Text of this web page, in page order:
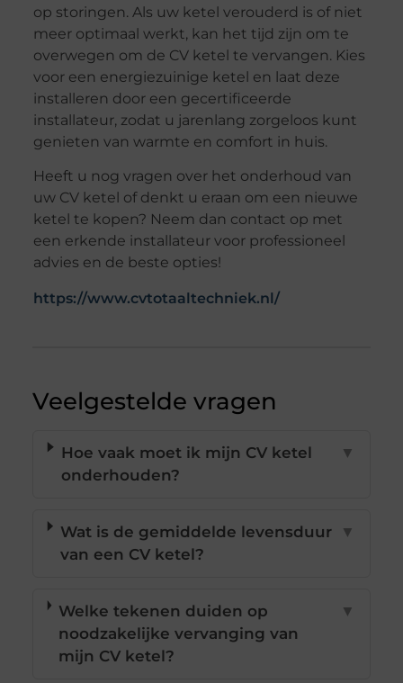
op storingen. Als uw ketel verouderd is of niet
meer optimaal werkt, kan het tijd zijn om te
overwegen om de CV ketel te vervangen. Kies
voor een energiezuinige ketel en laat deze
installeren door een gecertificeerde
installateur, zodat u jarenlang zorgeloos kunt
genieten van warmte en comfort in huis.
Heeft u nog vragen over het onderhoud van
uw CV ketel of denkt u eraan om een nieuwe
ketel te kopen? Neem dan contact op met
een erkende installateur voor professioneel
advies en de beste opties!
https://www.cvtotaaltechniek.nl/
Veelgestelde vragen
Hoe vaak moet ik mijn CV ketel
onderhouden?
▼
Wat is de gemiddelde levensduur
van een CV ketel?
▼
Welke tekenen duiden op
noodzakelijke vervanging van
mijn CV ketel?
▼